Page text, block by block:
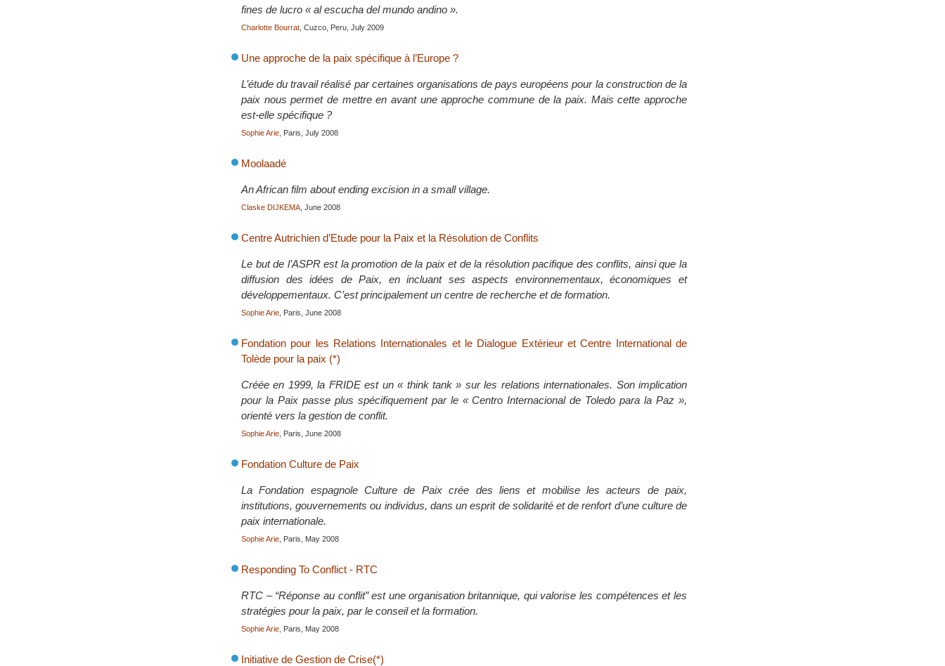
fines de lucro « al escucha del mundo andino ».
Charlotte Bourrat , Cuzco, Peru, July 2009
Une approche de la paix spécifique à l’Europe ?
L’étude du travail réalisé par certaines organisations de pays européens pour la construction de la
paix nous permet de mettre en avant une approche commune de la paix. Mais cette approche
est-elle spécifique ?
Sophie Arie , Paris, July 2008
Moolaadé
An African film about ending excision in a small village.
Claske DIJKEMA , June 2008
Centre Autrichien d’Etude pour la Paix et la Résolution de Conflits
Le but de l’ASPR est la promotion de la paix et de la résolution pacifique des conflits, ainsi que la
diffusion des idées de Paix, en incluant ses aspects environnementaux, économiques et
développementaux. C’est principalement un centre de recherche et de formation.
Sophie Arie , Paris, June 2008
Fondation pour les Relations Internationales et le Dialogue Extérieur et Centre International de
Tolède pour la paix (*)
Créée en 1999, la FRIDE est un « think tank » sur les relations internationales. Son implication
pour la Paix passe plus spécifiquement par le « Centro Internacional de Toledo para la Paz »,
orienté vers la gestion de conflit.
Sophie Arie , Paris, June 2008
Fondation Culture de Paix
La Fondation espagnole Culture de Paix crée des liens et mobilise les acteurs de paix,
institutions, gouvernements ou individus, dans un esprit de solidarité et de renfort d’une culture de
paix internationale.
Sophie Arie , Paris, May 2008
Responding To Conflict - RTC
RTC – “Réponse au conflit” est une organisation britannique, qui valorise les compétences et les
stratégies pour la paix, par le conseil et la formation.
Sophie Arie , Paris, May 2008
Initiative de Gestion de Crise(*)